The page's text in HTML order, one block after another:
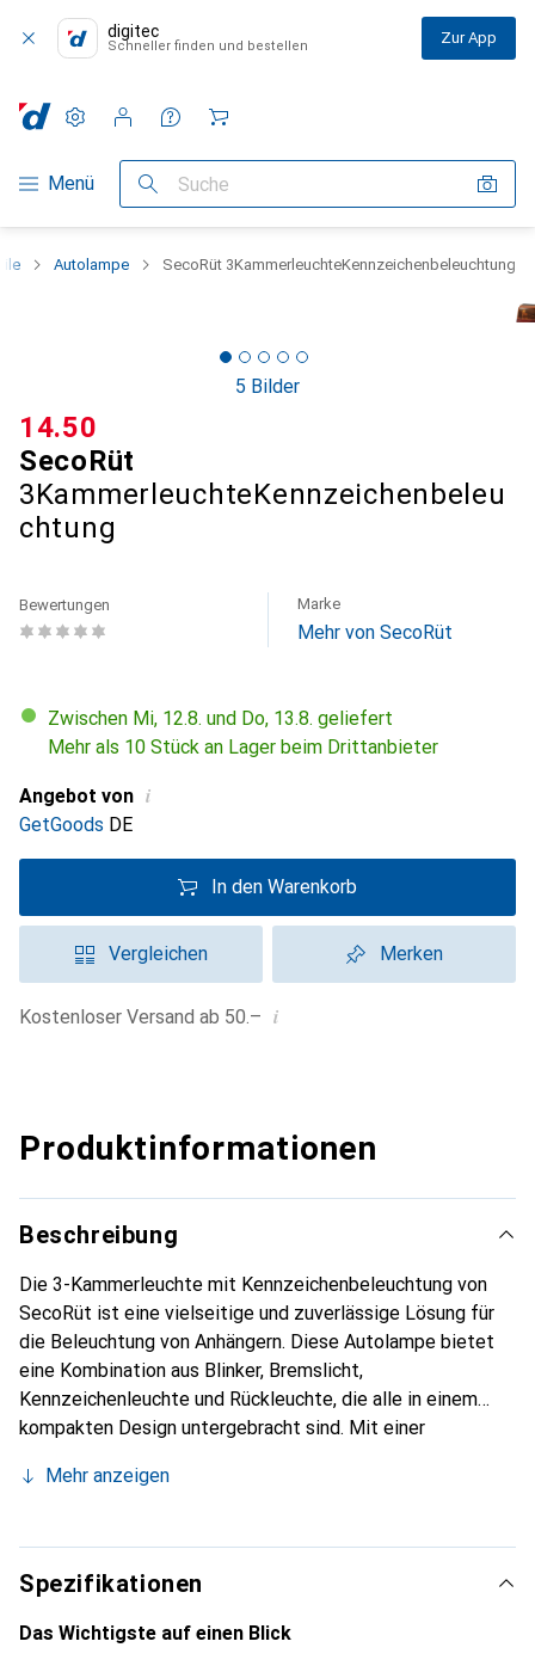
digitec
Schneller finden und bestellen Zur App
Navigation nach Kategorien
Menü Suche
Einstellungen
Kundenkonto
Vergleichslisten
Merklisten
Warenkorb
Autolampe SecoRüt 3KammerleuchteKennzeichenbeleuchtung
5 Bilder
SecoRüt
3KammerleuchteKennzeichenbeleu
chtung
CHF
14.50
Bewertungen Marke
Mehr von SecoRüt
Zwischen Mi, 12.8. und Do, 13.8. geliefert
Mehr als 10 Stück an Lager beim Drittanbieter
Angebot von i
GetGoods DE
In den Warenkorb
Vergleichen Merken
Kostenloser Versand ab 50.– i
Produktinformationen
Beschreibung
Die 3-Kammerleuchte mit Kennzeichenbeleuchtung von
SecoRüt ist eine vielseitige und zuverlässige Lösung für
die Beleuchtung von Anhängern. Diese Autolampe bietet
eine Kombination aus Blinker, Bremslicht,
Kennzeichenleuchte und Rückleuchte, die alle in einem
kompakten Design untergebracht sind. Mit einer
verschiedene Anwendungen geeignet. Die Lampe ist mit
einfache Montage ermöglicht. Dank der E9 Zulassung
erfüllt sie die erforderlichen Sicherheitsstandards für den
Strassenverkehr. Die Verwendung von LED-Technologie
sorgt für eine hohe Energieeffizienz und Langlebigkeit,
Mehr anzeigen
Spezifikationen
Das Wichtigste auf einen Blick